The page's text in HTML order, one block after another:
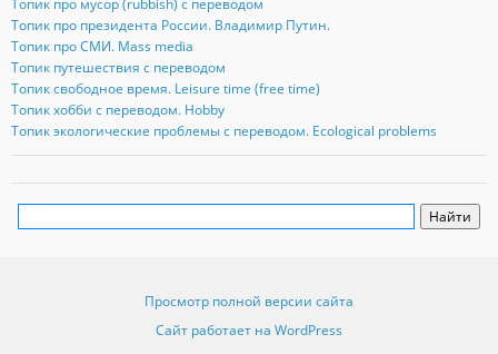
Топик про мусор (rubbish) с переводом
Топик про президента России. Владимир Путин.
Топик про СМИ. Mass media
Топик путешествия с переводом
Топик свободное время. Leisure time (free time)
Топик хобби с переводом. Hobby
Топик экологические проблемы с переводом. Ecological problems
Просмотр полной версии сайта
Сайт работает на WordPress